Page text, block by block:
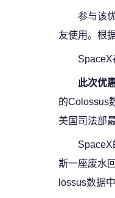
参与该
友使用。根
SpaceX
此次优
的Colossus
美国司法部
SpaceX
斯一座废水
lossus数据